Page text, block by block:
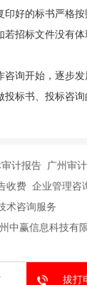
印好的标书严格
若招标文件没有
询开始，逐步
标书、投标咨询
计报告 广州审
收费 企业管理
术咨询服务
中赢信息科技有
拔打